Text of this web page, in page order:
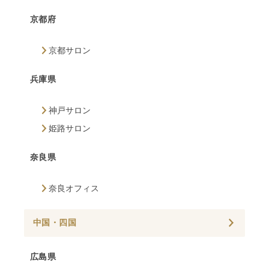
京都府
京都サロン
兵庫県
神戸サロン
姫路サロン
奈良県
奈良オフィス
中国・四国
広島県